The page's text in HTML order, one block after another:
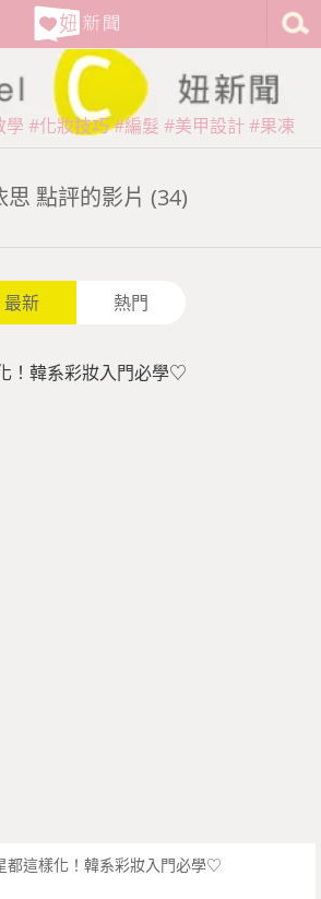
學 #化妝技巧#編髮 #美甲設計 #果凍
思 點評的影片 (34)
最新 熱門
都這樣化！韓系彩妝入門必學♡